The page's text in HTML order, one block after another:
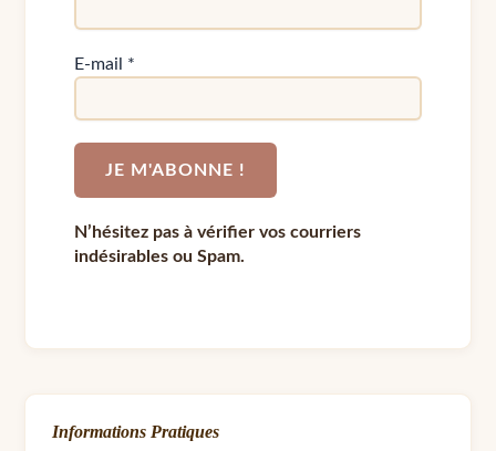
E-mail *
N’hésitez pas à vérifier vos courriers
indésirables ou Spam.
Informations Pratiques